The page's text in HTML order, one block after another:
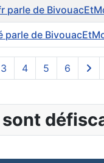
parle de
parle de
3 4 5 6
sont